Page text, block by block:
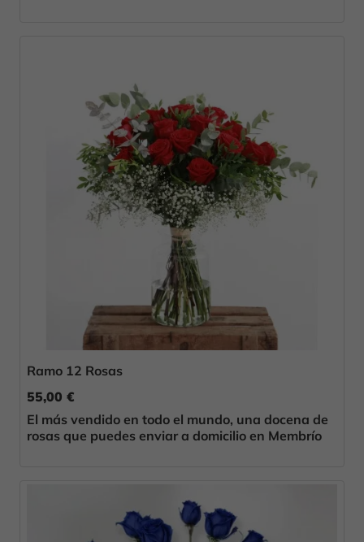
Ramo 12 Rosas
55,00 €
El más vendido en todo el mundo, una docena de
rosas que puedes enviar a domicilio en Membrío